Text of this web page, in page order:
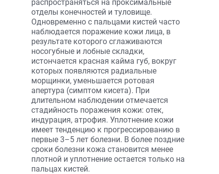
распространяться на проксимальные
отделы конечностей и туловище.
Одновременно с пальцами кистей часто
наблюдается поражение кожи лица, в
результате которого сглаживаются
носогубные и лобные складки,
истончается красная кайма губ, вокруг
которых появляются радиальные
морщинки, уменьшается ротовая
апертура (симптом кисета). При
длительном наблюдении отмечается
стадийность поражения кожи: отек,
индурация, атрофия. Уплотнение кожи
имеет тенденцию к прогрессированию в
первые 3–5 лет болезни. В более поздние
сроки болезни кожа становится менее
плотной и уплотнение остается только на
пальцах кистей.